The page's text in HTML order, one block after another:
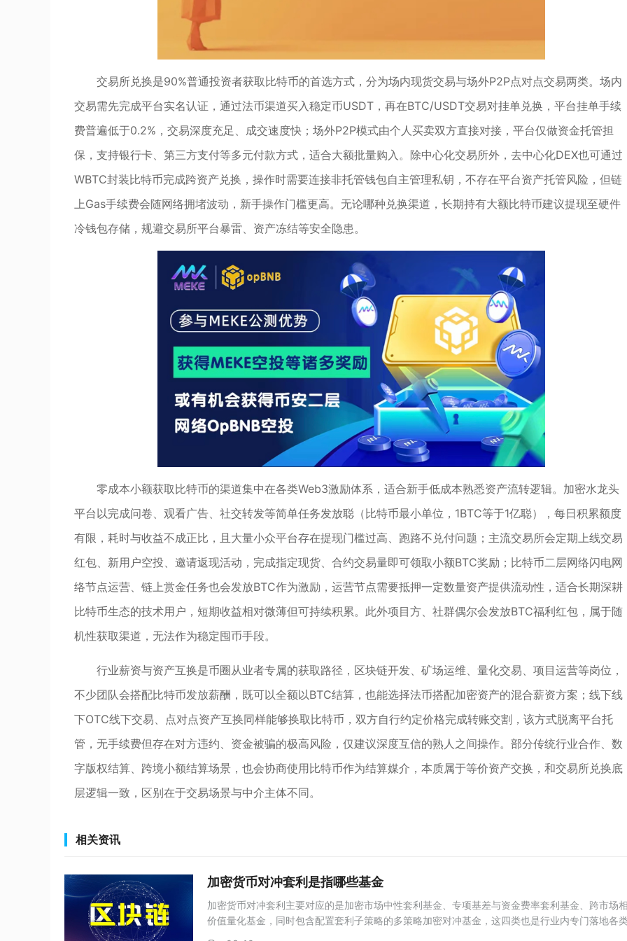
交易所兑换是90%普通投资者获取比特币的首选方式，分为场内现货交易与场外P2P点对点交易两类。场内
交易需先完成平台实名认证，通过法币渠道买入稳定币USDT，再在BTC/USDT交易对挂单兑换，平台挂单手续
费普遍低于0.2%，交易深度充足、成交速度快；场外P2P模式由个人买卖双方直接对接，平台仅做资金托管担
保，支持银行卡、第三方支付等多元付款方式，适合大额批量购入。除中心化交易所外，去中心化DEX也可通过
WBTC封装比特币完成跨资产兑换，操作时需要连接非托管钱包自主管理私钥，不存在平台资产托管风险，但链
上Gas手续费会随网络拥堵波动，新手操作门槛更高。无论哪种兑换渠道，长期持有大额比特币建议提现至硬件
冷钱包存储，规避交易所平台暴雷、资产冻结等安全隐患。
零成本小额获取比特币的渠道集中在各类Web3激励体系，适合新手低成本熟悉资产流转逻辑。加密水龙头
平台以完成问卷、观看广告、社交转发等简单任务发放聪（比特币最小单位，1BTC等于1亿聪），每日积累额度
有限，耗时与收益不成正比，且大量小众平台存在提现门槛过高、跑路不兑付问题；主流交易所会定期上线交易
红包、新用户空投、邀请返现活动，完成指定现货、合约交易量即可领取小额BTC奖励；比特币二层网络闪电网
络节点运营、链上赏金任务也会发放BTC作为激励，运营节点需要抵押一定数量资产提供流动性，适合长期深耕
比特币生态的技术用户，短期收益相对微薄但可持续积累。此外项目方、社群偶尔会发放BTC福利红包，属于随
机性获取渠道，无法作为稳定囤币手段。
行业薪资与资产互换是币圈从业者专属的获取路径，区块链开发、矿场运维、量化交易、项目运营等岗位，
不少团队会搭配比特币发放薪酬，既可以全额以BTC结算，也能选择法币搭配加密资产的混合薪资方案；线下线
下OTC线下交易、点对点资产互换同样能够换取比特币，双方自行约定价格完成转账交割，该方式脱离平台托
管，无手续费但存在对方违约、资金被骗的极高风险，仅建议深度互信的熟人之间操作。部分传统行业合作、数
字版权结算、跨境小额结算场景，也会协商使用比特币作为结算媒介，本质属于等价资产交换，和交易所兑换底
层逻辑一致，区别在于交易场景与中介主体不同。
相关资讯
加密货币对冲套利是指哪些基金
加密货币对冲套利主要对应的是加密市场中性套利基金、专项基差与资金费率套利基金、跨市场
价值量化基金，同时包含配置套利子策略的多策略加密对冲基金，这四类也是行业内专门落地各